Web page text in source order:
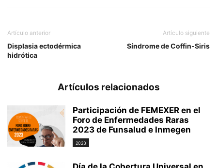
Artículo anterior
Displasia ectodérmica
hidrótica
Artículo siguiente
Síndrome de Coffin-Siris
Artículos relacionados
Participación de FEMEXER en el
Foro de Enfermedades Raras
2023 de Funsalud e Inmegen
2023